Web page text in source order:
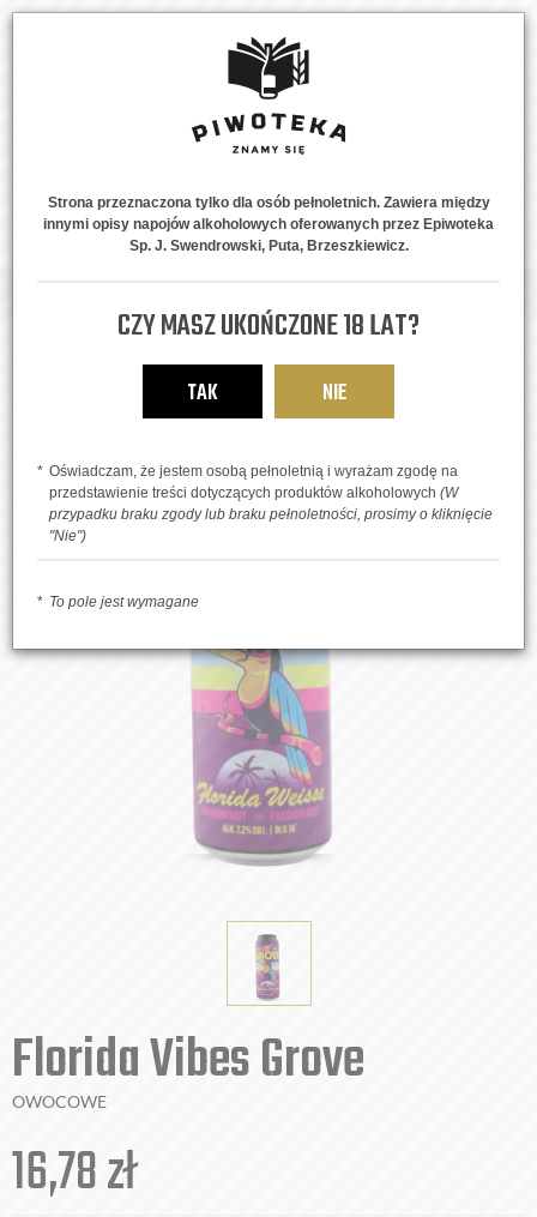
MENU 0
Florida Vibes Grove
OWOCOWE
16,78zł
Strona przeznaczona tylko dla osób pełnoletnich. Zawiera między
innymi opisy napojów alkoholowych oferowanych przez Epiwoteka
Sp. J. Swendrowski, Puta, Brzeszkiewicz.
CZY MASZ UKOŃCZONE 18 LAT?
TAK NIE
Oświadczam, że jestem osobą pełnoletnią i wyrażam zgodę na
przedstawienie treści dotyczących produktów alkoholowych (W
przypadku braku zgody lub braku pełnoletności, prosimy o kliknięcie
"Nie")
To pole jest wymagane